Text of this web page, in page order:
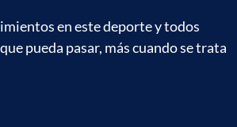
en este deporte y todos
pueda pasar, más cuando se trata